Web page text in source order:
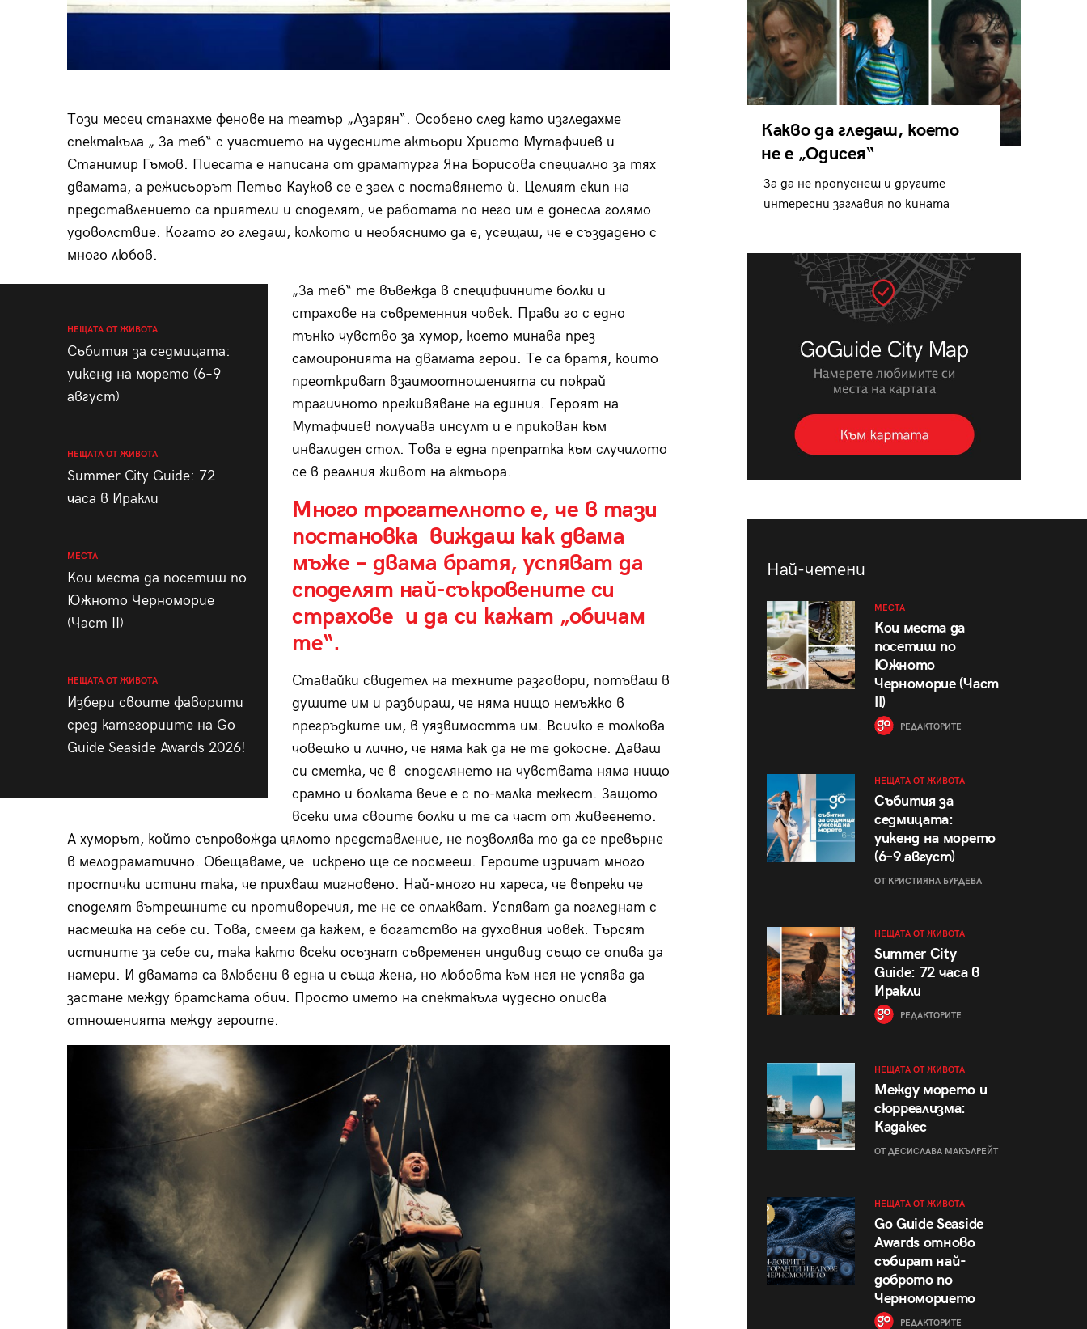
Този месец станахме фенове на театър „Азарян“. Особено след като изгледахме
спектакъла „ За теб“ с участието на чудесните актьори Христо Мутафчиев и
Станимир Гъмов. Пиесата e написана от драматурга Яна Борисова специално за тях
двамата, а режисьорът Петьо Кауков се е заел с поставянето ѝ. Целият екип на
представлението са приятели и споделят, че работата по него им е донесла голямо
удоволствие. Когато го гледаш, колкото и необяснимо да е, усещаш, че е създадено с
много любов.
НЕЩАТА ОТ ЖИВОТА
Събития за седмицата:
уикенд на морето (6–9
август)
НЕЩАТА ОТ ЖИВОТА
Summer City Guide: 72
часа в Иракли
МЕСТА
Кои места да посетиш по
Южното Черноморие
(Част II)
НЕЩАТА ОТ ЖИВОТА
Избери своите фаворити
сред категориите на Go
Guide Seaside Awards 2026!
„За теб“ те въвежда в специфичните болки и
страхове на съвременния човек. Прави го с едно
тънко чувство за хумор, което минава през
самоиронията на двамата герои. Те са братя, които
преоткриват взаимоотношенията си покрай
трагичното преживяване на единия. Героят на
Мутафчиев получава инсулт и е прикован към
инвалиден стол. Това е една препратка към случилото
се в реалния живот на актьора.
Много трогателното е, че в тази
постановка виждаш как двама
мъже – двама братя, успяват да
споделят най-съкровените си
страхове и да си кажат „обичам
те“.
Ставайки свидетел на техните разговори, потъваш в
душите им и разбираш, че няма нищо немъжко в
прегръдките им, в уязвимостта им. Всичко е толкова
човешко и лично, че няма как да не те докосне. Даваш
си сметка, че в споделянето на чувствата няма нищо
срамно и болката вече е с по-малка тежест. Защото
всеки има своите болки и те са част от живеенето.
А хуморът, който съпровожда цялото представление, не позволява то да се превърне
в мелодраматично. Обещаваме, че искрено ще се посмееш. Героите изричат много
простички истини така, че прихваш мигновено. Най-много ни хареса, че въпреки че
споделят вътрешните си противоречия, те не се оплакват. Успяват да погледнат с
насмешка на себе си. Това, смеем да кажем, е богатство на духовния човек. Търсят
истините за себе си, така както всеки осъзнат съвременен индивид също се опива да
намери. И двамата са влюбени в една и съща жена, но любовта към нея не успява да
застане между братската обич. Просто името на спектакъла чудесно описва
отношенията между героите.
Какво да гледаш, което
не е „Одисея“
За да не пропуснеш и другите
интересни заглавия по кината
Най-четени
МЕСТА
Кои места да
посетиш по
Южното
Черноморие (Част
II)
РЕДАКТОРИТЕ
НЕЩАТА ОТ ЖИВОТА
Събития за
седмицата:
уикенд на морето
(6–9 август)
ОТ КРИСТИЯНА БУРДЕВА
НЕЩАТА ОТ ЖИВОТА
Summer City
Guide: 72 часа в
Иракли
РЕДАКТОРИТЕ
НЕЩАТА ОТ ЖИВОТА
Между морето и
сюрреализма:
Кадакес
ОТ ДЕСИСЛАВА МАКЪЛРЕЙТ
НЕЩАТА ОТ ЖИВОТА
Go Guide Seaside
Awards отново
събират най-
доброто по
Черноморието
РЕДАКТОРИТЕ